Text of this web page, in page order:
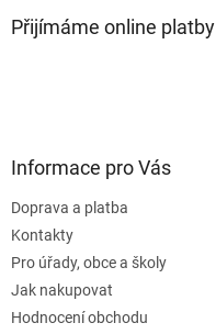
Přijímáme online platby
Informace pro Vás
Doprava a platba
Kontakty
Pro úřady, obce a školy
Jak nakupovat
Hodnocení obchodu